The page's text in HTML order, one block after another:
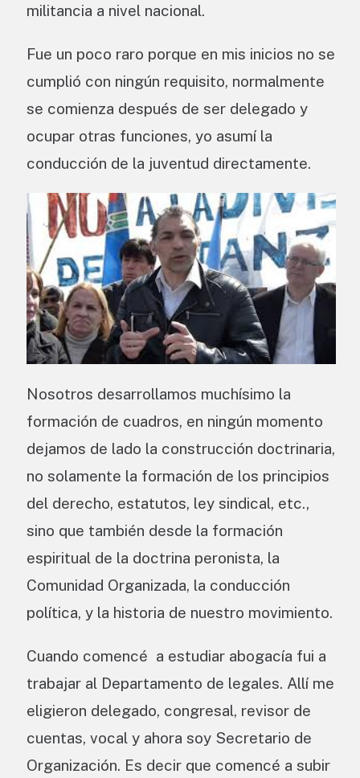
militancia a nivel nacional.
Fue un poco raro porque en mis inicios no se
cumplió con ningún requisito, normalmente
se comienza después de ser delegado y
ocupar otras funciones, yo asumí la
conducción de la juventud directamente.
Nosotros desarrollamos muchísimo la
formación de cuadros, en ningún momento
dejamos de lado la construcción doctrinaria,
no solamente la formación de los principios
del derecho, estatutos, ley sindical, etc.,
sino que también desde la formación
espiritual de la doctrina peronista, la
Comunidad Organizada, la conducción
política, y la historia de nuestro movimiento.
Cuando comencé a estudiar abogacía fui a
trabajar al Departamento de legales. Allí me
eligieron delegado, congresal, revisor de
cuentas, vocal y ahora soy Secretario de
Organización. Es decir que comencé a subir